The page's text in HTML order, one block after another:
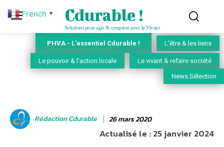
Cdurable !
Solutions pour agir & coopérer avec le Vivant
PHVA - L'essentiel Cdurable ! L'être & les liens
Le pouvoir & l'action locale Le vivant & refaire société
News Sélection
Rédaction Cdurable 26 mars 2020
Actualisé le :25 janvier 2024
French ▼